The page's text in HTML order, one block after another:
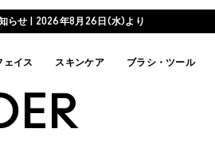
らせ | 2026年8月26日(水)より
ェイス スキンケア ブラシ・ツール